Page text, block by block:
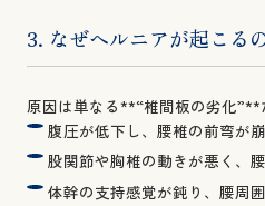
3. なぜヘルニアが起こる
原因は単なる**“椎間板の劣化”**
腹圧が低下し、腰椎の前弯が
股関節や胸椎の動きが悪く、
体幹の支持感覚が鈍り、腰周